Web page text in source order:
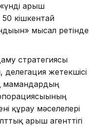
ғарыш
50 кішкентай
мысал ретінде
стратегиясы
делегация жетекшісі
мамандардың
құрау мәселелері
ғарыш агенттігі